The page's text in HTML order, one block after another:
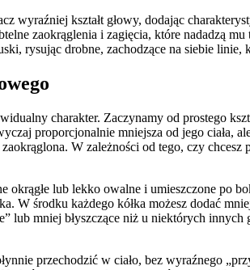
wyraźniej kształt głowy, dodając
zaokrąglenia i zagięcia, które nadadzą
rysując drobne, zachodzące na siebie linie,
charakter. Zaczynamy od prostego
proporcjonalnie mniejsza od jego ciała,
W zależności od tego, czy
okrągłe lub lekko owalne i umieszczone po
W środku każdego kółka możesz dodać
lub mniej błyszczące niż u niektórych
przechodzić w ciało, bez wyraźnego